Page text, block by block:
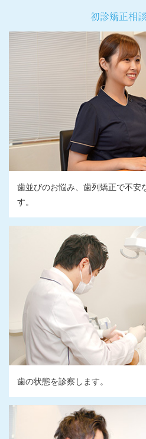
初診矯正相
歯並びのお悩み、歯列矯正で不安
す。
歯の状態を診察します。